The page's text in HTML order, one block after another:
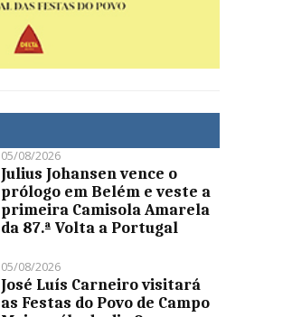
05/08/2026
Julius Johansen vence o
prólogo em Belém e veste a
primeira Camisola Amarela
da 87.ª Volta a Portugal
05/08/2026
José Luís Carneiro visitará
as Festas do Povo de Campo